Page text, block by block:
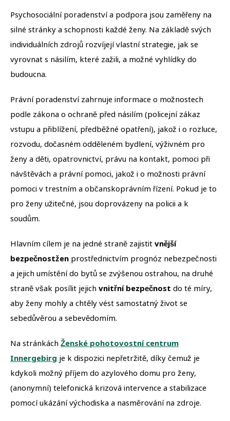
Psychosociální poradenství a podpora jsou zaměřeny na
silné stránky a schopnosti každé ženy. Na základě svých
individuálních zdrojů rozvíjejí vlastní strategie, jak se
vyrovnat s násilím, které zažili, a možné vyhlídky do
budoucna.
Právní poradenství zahrnuje informace o možnostech
podle zákona o ochraně před násilím (policejní zákaz
vstupu a přiblížení, předběžné opatření), jakož i o rozluce,
rozvodu, dočasném odděleném bydlení, výživném pro
ženy a děti, opatrovnictví, právu na kontakt, pomoci při
návštěvách a právní pomoci, jakož i o možnosti právní
pomoci v trestním a občanskoprávním řízení. Pokud je to
pro ženy užitečné, jsou doprovázeny na policii a k
soudům.
Hlavním cílem je na jedné straně zajistitvnější
bezpečnostžen prostřednictvím prognóz nebezpečnosti
a jejich umístění do bytů se zvýšenou ostrahou, na druhé
straně však posílit jejich vnitřní bezpečnost do té míry,
aby ženy mohly a chtěly vést samostatný život se
sebedůvěrou a sebevědomím.
Na stránkách Ženské pohotovostní centrum
Innergebirg je k dispozici nepřetržitě, díky čemuž je
kdykoli možný příjem do azylového domu pro ženy,
(anonymní) telefonická krizová intervence a stabilizace
pomocí ukázání východiska a nasměrování na zdroje.